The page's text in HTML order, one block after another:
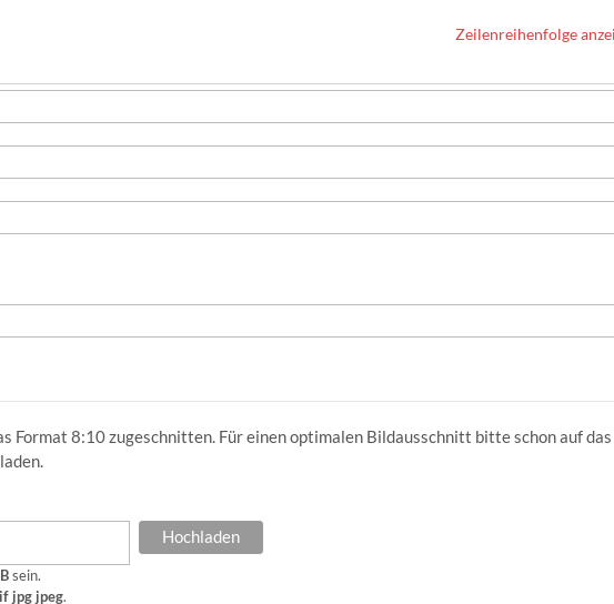
Zeilenreihenfolge
Format 8:10 zugeschnitten. Für einen optimalen Bildausschnitt bitte schon auf das
sein.
jpg jpeg.